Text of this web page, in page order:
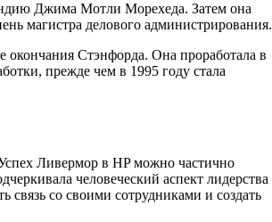
Джима Мотли Морехеда. Затем она
магистра делового администрирования.
окончания Стэнфорда. Она проработала в
прежде чем в 1995 году стала
Ливермор в HP можно частично
человеческий аспект лидерства
со своими сотрудниками и создать